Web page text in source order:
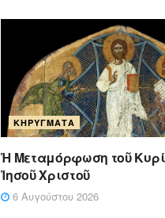
ΚΗΡΎΓΜΑΤΑ
Ἡ Μεταμόρφωση τοῦ
Ἰησοῦ Χριστοῦ
6 Αυγούστου 2026